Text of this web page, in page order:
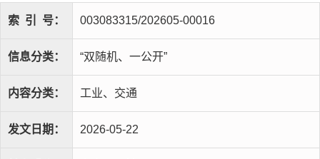
索 引 号： 003083315/202605-00016
信息分类： “双随机、一公开”
内容分类： 工业、交通
发文日期： 2026-05-22